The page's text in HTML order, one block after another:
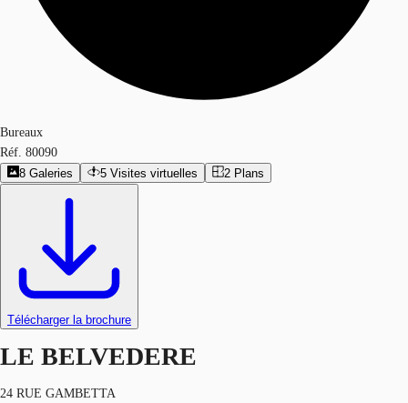
Bureaux
Réf. 80090
8 Galeries 5 Visites virtuelles 2 Plans
Télécharger la brochure
LE BELVEDERE
24 RUE GAMBETTA